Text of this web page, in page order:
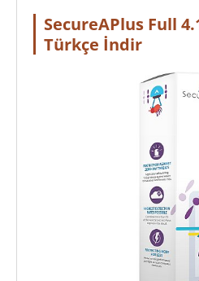
SecureAPlus Full
Türkçe İndir